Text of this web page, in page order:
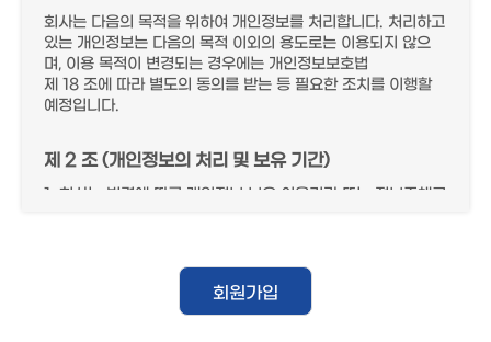
회사는 다음의 목적을 위하여 개인정보를 처리합니다. 처리하고
있는 개인정보는 다음의 목적 이외의 용도로는 이용되지 않으
며, 이용 목적이 변경되는 경우에는 개인정보보호법
제 18 조에 따라 별도의 동의를 받는 등 필요한 조치를 이행할
예정입니다.
제 2 조 (개인정보의 처리 및 보유 기간)
1. 회사는 법령에 따른 개인정보 보유∙이용기간 또는 정보주체로
보존 항목 : 고객정보 및 서비스 이용기록
회원가입